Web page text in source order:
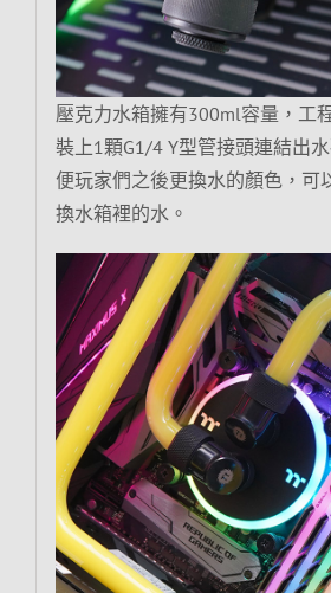
壓克力水箱擁有300ml容量，工
裝上1顆G1/4 Y型管接頭連結出
便玩家們之後更換水的顏色，可
換水箱裡的水。